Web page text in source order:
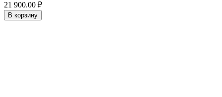
21 900.00 ₽
В корзину